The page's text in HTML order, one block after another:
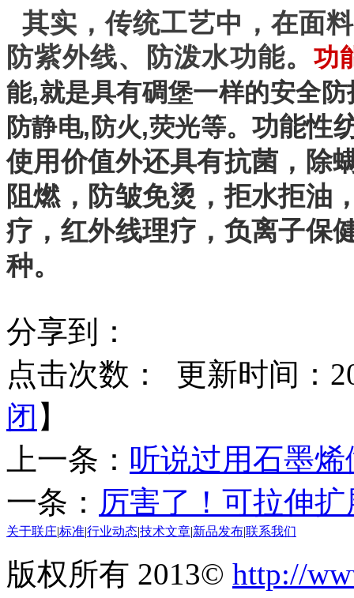
其实，传统工艺中，在面
防紫外线、防泼水功能。 功
能,就是具有碉堡一样的安全
防静电,防火,荧光等。 功能性
使用价值外还具有抗菌，除
阻燃，防皱免烫，拒水拒油
疗，红外线理疗，负离子保
种。
分享到：
点击次数：
更新时间：
闭 】
上一条： 听说过用石墨
一条： 厉害了！可拉伸
关于联庄标准行业动态技术文章 新品发布联系我们
版权所有 2013© http://